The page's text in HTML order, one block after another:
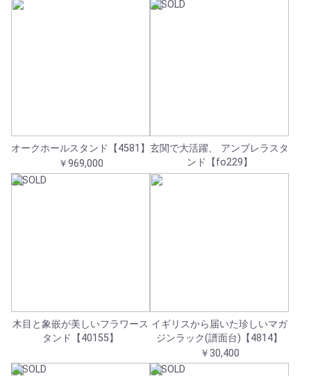
オークホールスタンド【4581】
￥969,000
玄関で大活躍、 アンブレラスタ
ンド【fo229】
木目と象嵌が美しいフラワース
タンド【40155】
イギリスから届いた珍しいマガ
ジンラック(譜面台)【4814】
￥30,400